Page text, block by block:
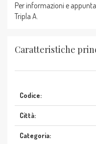
Per informazioni e
Tripla A.
Caratteristiche
Codice:
Città:
Categoria: